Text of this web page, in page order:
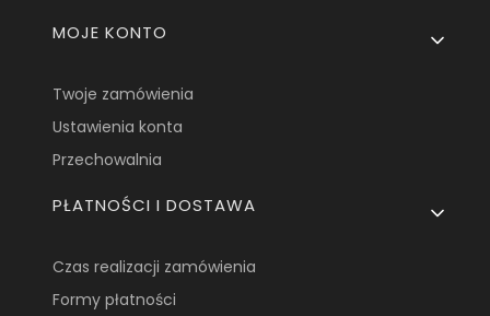
MOJE KONTO
Twoje zamówienia
Ustawienia konta
Przechowalnia
PŁATNOŚCI I DOSTAWA
Czas realizacji zamówienia
Formy płatności